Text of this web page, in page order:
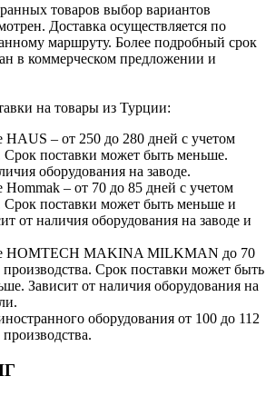
товаров выбор вариантов
Доставка осуществляется по
маршруту. Более подробный срок
в коммерческом предложении и
на товары из Турции:
HAUS – от 250 до 280 дней с учетом
Срок поставки может быть меньше.
оборудования на заводе.
Hommak – от 70 до 85 дней с учетом
Срок поставки может быть меньше и
от наличия оборудования на заводе и
HOMTECH MAKINA MILKMAN до 70
производства. Срок поставки может быть
Зависит от наличия оборудования на
оборудования от 100 до 112